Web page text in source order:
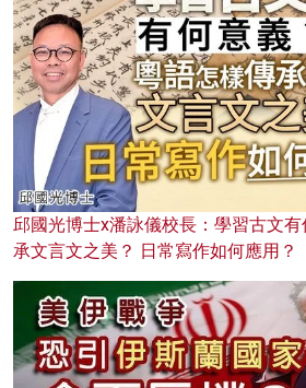
邱國光博士x潘詠儀校長：學習古文
承文言文之美？ 日常寫作如何應用？